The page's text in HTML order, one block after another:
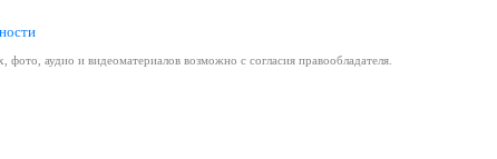
фото, аудио и видеоматериалов возможно с согласия правообладателя.